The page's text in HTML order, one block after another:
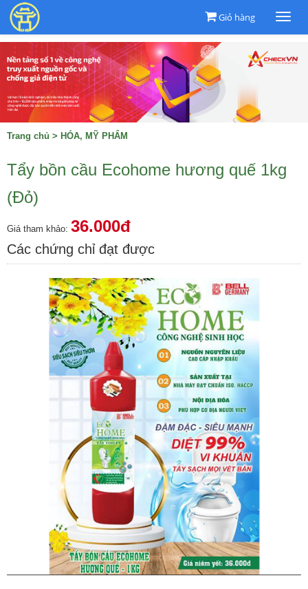
Giỏ hàng
Trang chủ > HÓA, MỸ PHẨM
Tẩy bồn cầu Ecohome hương quế 1kg
(Đỏ)
Giá tham khảo: 36.000đ
Các chứng chỉ đạt được